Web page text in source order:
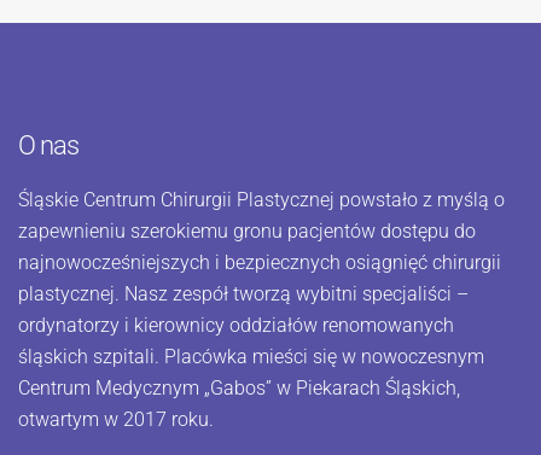
O nas
Śląskie Centrum Chirurgii Plastycznej powstało z myślą o
zapewnieniu szerokiemu gronu pacjentów dostępu do
najnowocześniejszych i bezpiecznych osiągnięć chirurgii
plastycznej. Nasz zespół tworzą wybitni specjaliści –
ordynatorzy i kierownicy oddziałów renomowanych
śląskich szpitali. Placówka mieści się w nowoczesnym
Centrum Medycznym „Gabos” w Piekarach Śląskich,
otwartym w 2017 roku.